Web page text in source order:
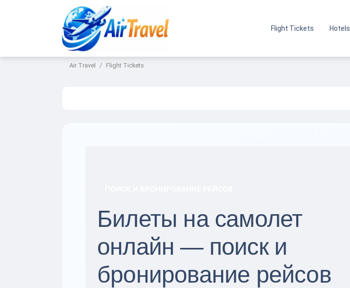
Flight Tickets Hotels
Air Travel Flight Tickets
Билеты на самолет
онлайн — поиск и
бронирование рейсов